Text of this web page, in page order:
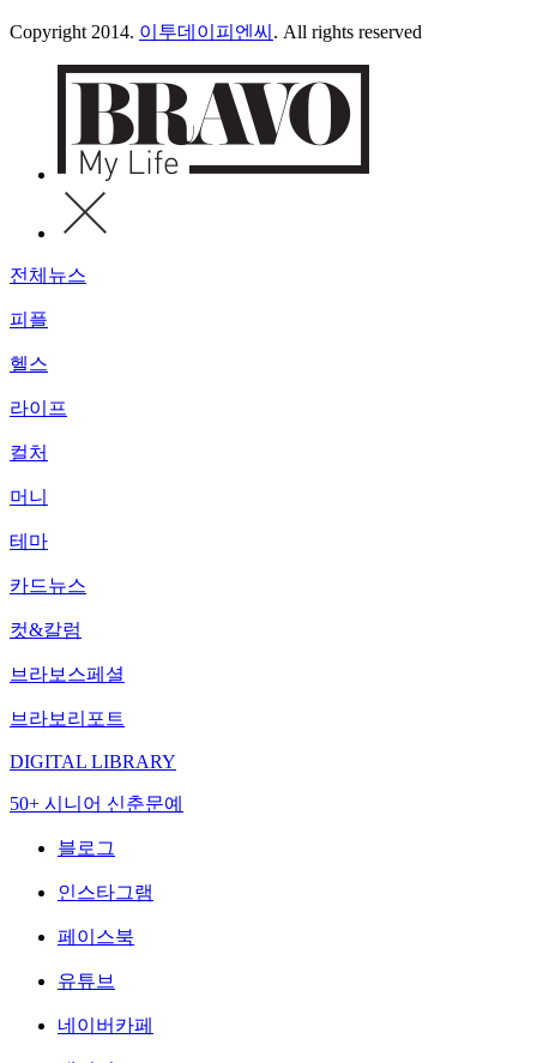
Copyright 2014. 이투데이피엔씨 . All rights reserved
전체뉴스
피플
헬스
라이프
컬처
머니
테마
카드뉴스
컷&칼럼
브라보스페셜
브라보리포트
DIGITAL LIBRARY
50+ 시니어 신춘문예
블로그
인스타그램
페이스북
유튜브
네이버카페